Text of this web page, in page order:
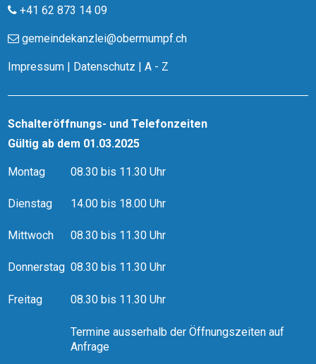
+41 62 873 14 09
gemeindekanzlei@obermumpf.ch
Impressum| Datenschutz A - Z
Schalteröffnungs- und Telefonzeiten
Gültig ab dem 01.03.2025
Montag 08.30 bis 11.30 Uhr
Dienstag 14.00 bis 18.00 Uhr
Mittwoch 08.30 bis 11.30 Uhr
Donnerstag 08.30 bis 11.30 Uhr
Freitag 08.30 bis 11.30 Uhr
Termine ausserhalb der Öffnungszeiten auf
Anfrage